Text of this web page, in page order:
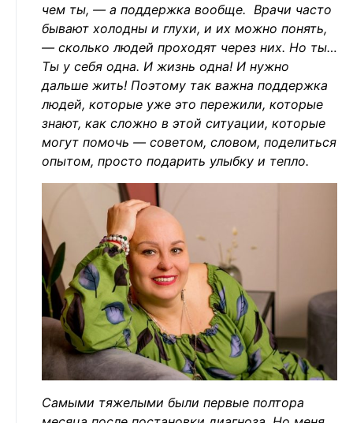
чем ты, — а поддержка вообще. Врачи часто
бывают холодны и глухи, и их можно понять,
— сколько людей проходят через них. Но ты…
Ты у себя одна. И жизнь одна! И нужно
дальше жить! Поэтому так важна поддержка
людей, которые уже это пережили, которые
знают, как сложно в этой ситуации, которые
могут помочь — советом, словом, поделиться
опытом, просто подарить улыбку и тепло.
Самыми тяжелыми были первые полтора